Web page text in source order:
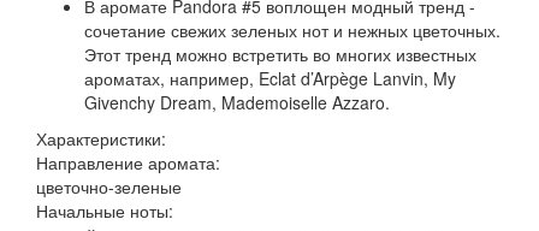
В аромате Pandora #5 воплощен модный тренд -
сочетание свежих зеленых нот и нежных цветочных.
Этот тренд можно встретить во многих известных
ароматах, например, Eclat d’Arpège Lanvin, My
Givenchy Dream, Mademoiselle Azzaro.
Характеристики:
Направление аромата:
цветочно-зеленые
Начальные ноты: